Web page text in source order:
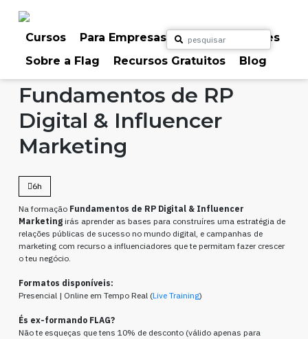
Cursos Para Empresas
Para Particulares
Sobre a Flag
Recursos Gratuitos Blog
Home Cursos Marketing & Comunicação
Fundamentos de RP
Digital & Influencer
Marketing
6h
Na formação Fundamentos de RP Digital & Influencer
Marketing irás aprender as bases para construíres uma estratégia de
relações públicas de sucesso no mundo digital, e campanhas de
marketing com recurso a influenciadores que te permitam fazer crescer
o teu negócio.
Formatos disponíveis:
Presencial | Online em Tempo Real (Live Training)
És ex-formando FLAG?
Não te esqueças que tens 10% de desconto (válido apenas para